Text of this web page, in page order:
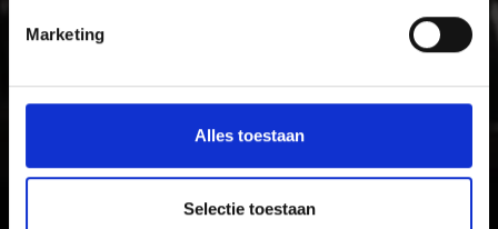
Marketing
Alles toestaan
Selectie toestaan